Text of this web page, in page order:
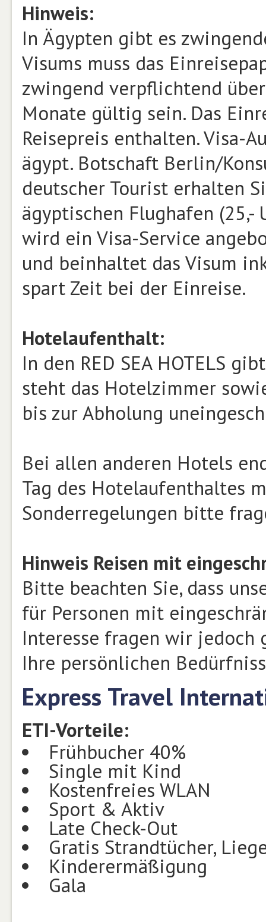
Hinweis:
In Ägypten gibt es
Visums muss das
zwingend verpflichtend
Monate gültig sein. Das
Reisepreis enthalten. Visa-
ägypt. Botschaft Berlin/
deutscher Tourist erhalten
ägyptischen Flughafen (25,-
wird ein Visa-Service
und beinhaltet das Visum
spart Zeit bei der Einreise.
Hotelaufenthalt:
In den RED SEA HOTELS
steht das Hotelzimmer
bis zur Abholung
Bei allen anderen Hotels
Tag des Hotelaufenthaltes
Sonderregelungen bitte
Hinweis Reisen mit
Bitte beachten Sie, dass
für Personen mit
Interesse fragen wir
Ihre persönlichen
Express Travel
ETI-Vorteile:
Frühbucher 40%
Single mit Kind
Kostenfreies WLAN
Sport & Aktiv
Late Check-Out
Gratis Strandtücher,
Kinderermäßigung
Gala